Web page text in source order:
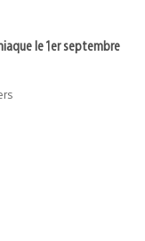
le 1er septembre